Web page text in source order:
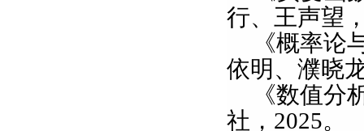
行、王声望
《概率
依明、濮晓
《数值
社， 2025。